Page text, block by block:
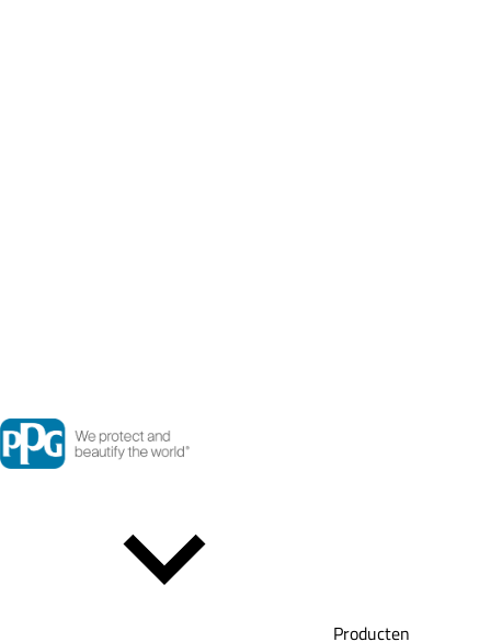
Producten